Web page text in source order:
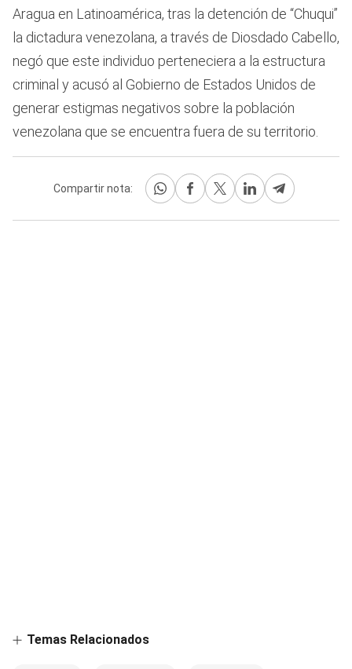
Aragua en Latinoamérica, tras la detención de “Chuqui”
la dictadura venezolana, a través de Diosdado Cabello,
negó que este individuo perteneciera a la estructura
criminal y acusó al Gobierno de Estados Unidos de
generar estigmas negativos sobre la población
venezolana que se encuentra fuera de su territorio.
Compartir nota:
Temas Relacionados